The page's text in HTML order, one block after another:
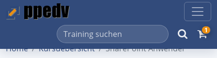
1
Home Kursuebersicht SharePoint Anwender